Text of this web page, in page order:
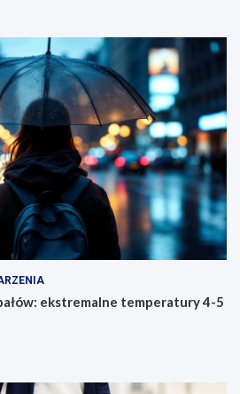
ekstremalne temperatury 4-5